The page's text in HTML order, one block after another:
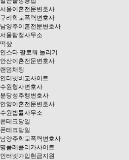
서울이혼전문변호사
구리학교폭력변호사
남양주이혼전문변호사
서울탐정사무소
떡샾
인스타 팔로워 늘리기
안산이혼전문변호사
랜덤채팅
인터넷비교사이트
수원형사변호사
분당성추행변호사
안양이혼전문변호사
수원법률사무소
폰테크당일
폰테크당일
남양주학교폭력변호사
명품레플리카사이트
인터넷가입현금지원